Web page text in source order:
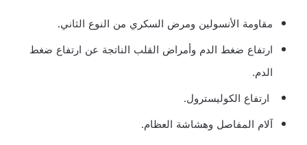
مقاومة الأنسولين ومرض السكري من النوع الثاني.
ارتفاع ضغط الدم وأمراض القلب الناتجة عن ارتفاع ضغط
الدم.
ارتفاع الكوليسترول.
آلام المفاصل وهشاشة العظام.